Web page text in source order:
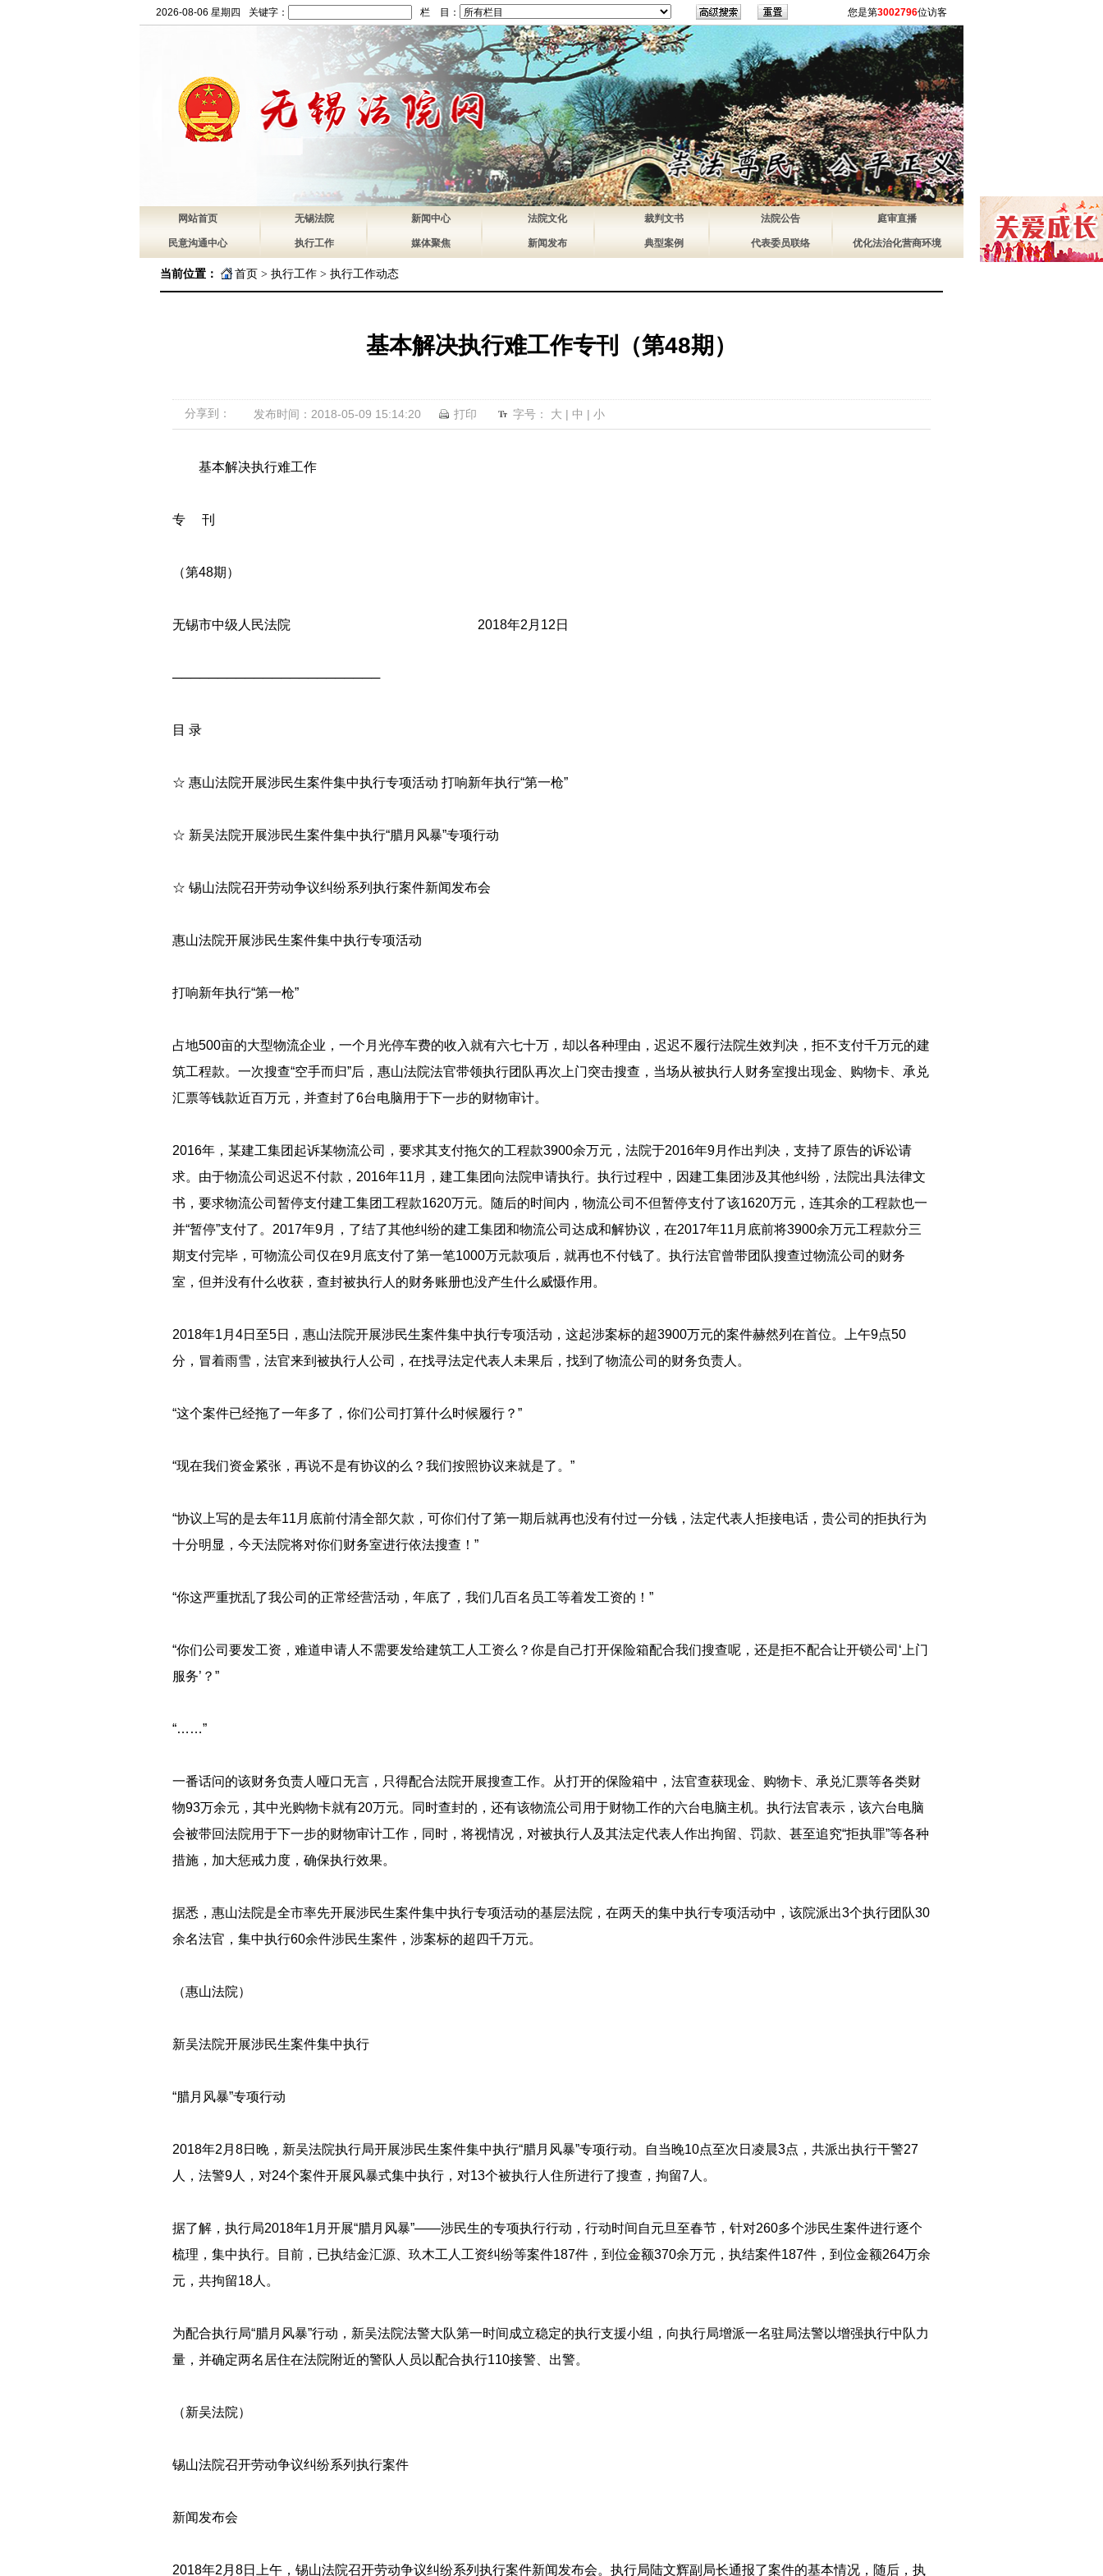
2026-08-06 星期四 关键字： 栏 目： 您是第3002796位访客
网站首页 无锡法院 新闻中心 法院文化 裁判文书 法院公告 庭审直播
民意沟通中心 执行工作 媒体聚焦 新闻发布 典型案例 代表委员联络 优化法治化营商环境
当前位置： 首页 > 执行工作 > 执行工作动态
基本解决执行难工作专刊（第48期）
分享到： 发布时间：2018-05-09 15:14:20 打印 字号： 大 | 中 | 小
基本解决执行难工作
专 刊
（第48期）
无锡市中级人民法院 2018年2月12日
───────────────────────
目 录
☆ 惠山法院开展涉民生案件集中执行专项活动 打响新年执行“第一枪”
☆ 新吴法院开展涉民生案件集中执行“腊月风暴”专项行动
☆ 锡山法院召开劳动争议纠纷系列执行案件新闻发布会
惠山法院开展涉民生案件集中执行专项活动
打响新年执行“第一枪”
占地500亩的大型物流企业，一个月光停车费的收入就有六七十万，却以各种理由，迟迟不履行法院生效判决，拒不支付千万元的建
筑工程款。一次搜查“空手而归”后，惠山法院法官带领执行团队再次上门突击搜查，当场从被执行人财务室搜出现金、购物卡、承兑
汇票等钱款近百万元，并查封了6台电脑用于下一步的财物审计。
2016年，某建工集团起诉某物流公司，要求其支付拖欠的工程款3900余万元，法院于2016年9月作出判决，支持了原告的诉讼请
求。由于物流公司迟迟不付款，2016年11月，建工集团向法院申请执行。执行过程中，因建工集团涉及其他纠纷，法院出具法律文
书，要求物流公司暂停支付建工集团工程款1620万元。随后的时间内，物流公司不但暂停支付了该1620万元，连其余的工程款也一
并“暂停”支付了。2017年9月，了结了其他纠纷的建工集团和物流公司达成和解协议，在2017年11月底前将3900余万元工程款分三
期支付完毕，可物流公司仅在9月底支付了第一笔1000万元款项后，就再也不付钱了。执行法官曾带团队搜查过物流公司的财务
室，但并没有什么收获，查封被执行人的财务账册也没产生什么威慑作用。
2018年1月4日至5日，惠山法院开展涉民生案件集中执行专项活动，这起涉案标的超3900万元的案件赫然列在首位。上午9点50
分，冒着雨雪，法官来到被执行人公司，在找寻法定代表人未果后，找到了物流公司的财务负责人。
“这个案件已经拖了一年多了，你们公司打算什么时候履行？”
“现在我们资金紧张，再说不是有协议的么？我们按照协议来就是了。”
“协议上写的是去年11月底前付清全部欠款，可你们付了第一期后就再也没有付过一分钱，法定代表人拒接电话，贵公司的拒执行为
十分明显，今天法院将对你们财务室进行依法搜查！”
“你这严重扰乱了我公司的正常经营活动，年底了，我们几百名员工等着发工资的！”
“你们公司要发工资，难道申请人不需要发给建筑工人工资么？你是自己打开保险箱配合我们搜查呢，还是拒不配合让开锁公司‘上门
服务’？”
“……”
一番话问的该财务负责人哑口无言，只得配合法院开展搜查工作。从打开的保险箱中，法官查获现金、购物卡、承兑汇票等各类财
物93万余元，其中光购物卡就有20万元。同时查封的，还有该物流公司用于财物工作的六台电脑主机。执行法官表示，该六台电脑
会被带回法院用于下一步的财物审计工作，同时，将视情况，对被执行人及其法定代表人作出拘留、罚款、甚至追究“拒执罪”等各种
措施，加大惩戒力度，确保执行效果。
据悉，惠山法院是全市率先开展涉民生案件集中执行专项活动的基层法院，在两天的集中执行专项活动中，该院派出3个执行团队30
余名法官，集中执行60余件涉民生案件，涉案标的超四千万元。
（惠山法院）
新吴法院开展涉民生案件集中执行
“腊月风暴”专项行动
2018年2月8日晚，新吴法院执行局开展涉民生案件集中执行“腊月风暴”专项行动。自当晚10点至次日凌晨3点，共派出执行干警27
人，法警9人，对24个案件开展风暴式集中执行，对13个被执行人住所进行了搜查，拘留7人。
据了解，执行局2018年1月开展“腊月风暴”——涉民生的专项执行行动，行动时间自元旦至春节，针对260多个涉民生案件进行逐个
梳理，集中执行。目前，已执结金汇源、玖木工人工资纠纷等案件187件，到位金额370余万元，执结案件187件，到位金额264万余
元，共拘留18人。
为配合执行局“腊月风暴”行动，新吴法院法警大队第一时间成立稳定的执行支援小组，向执行局增派一名驻局法警以增强执行中队力
量，并确定两名居住在法院附近的警队人员以配合执行110接警、出警。
（新吴法院）
锡山法院召开劳动争议纠纷系列执行案件
新闻发布会
2018年2月8日上午，锡山法院召开劳动争议纠纷系列执行案件新闻发布会。执行局陆文辉副局长通报了案件的基本情况，随后，执